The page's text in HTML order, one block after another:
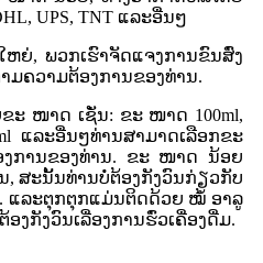
UPS, TNT ແລະອື່ນໆ
ຍ່, ພວກເຮົາຈັດແຈງການຂົນສົ່ງ
ມຄວາມຕ້ອງການຂອງທ່ານ.
ະ ໜາດ ເຊັ່ນ: ຂະ ໜາດ 100ml,
ແລະອື່ນໆທ່ານສາມາດເລືອກຂະ
ການຂອງທ່ານ. ຂະ ໜາດ ນ້ອຍ
, ສະນັ້ນທ່ານບໍ່ຕ້ອງກັງວົນກ່ຽວກັບ
ແລະຕຸກຕຸກແມ່ນຕິດດ້ວຍ ໝໍ້ ອາລູ
ງກັງວົນເລື່ອງການຮົ່ວເຄື່ອງດື່ມ.